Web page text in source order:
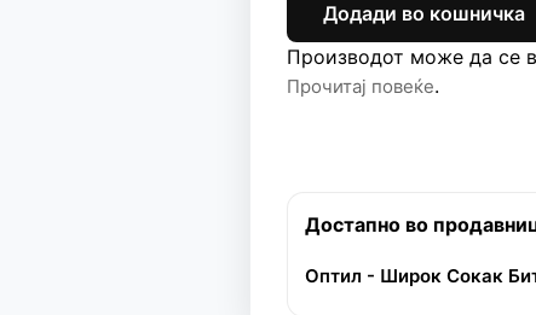
Додади во кошничка
Производот може да се
Прочитај повеќе.
Достапно во
Оптил - Широк Сокак